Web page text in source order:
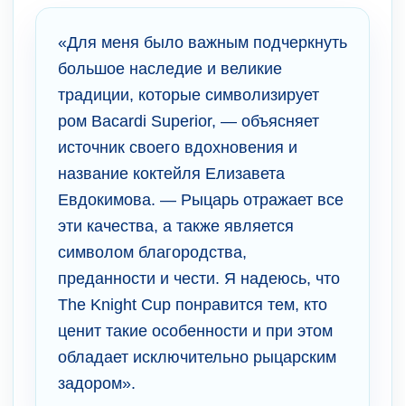
«Для меня было важным подчеркнуть
большое наследие и великие
традиции, которые символизирует
ром Bacardi Superior, — объясняет
источник своего вдохновения и
название коктейля Елизавета
Евдокимова. — Рыцарь отражает все
эти качества, а также является
символом благородства,
преданности и чести. Я надеюсь, что
The Knight Cup понравится тем, кто
ценит такие особенности и при этом
обладает исключительно рыцарским
задором».